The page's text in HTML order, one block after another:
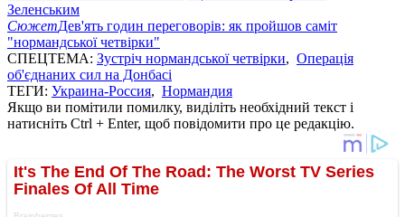
Зеленським
СюжетДев'ять годин переговорів: як пройшов саміт
"нормандської четвірки"
СПЕЦТЕМА: Зустріч нормандської четвірки, Операція
об'єднаних сил на Донбасі
ТЕГИ: Украина-Россия, Нормандия
Якщо ви помітили помилку, виділіть необхідний текст і
натисніть Ctrl + Enter, щоб повідомити про це редакцію.